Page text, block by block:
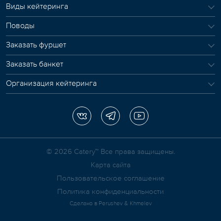
Виды кейтеринга
Поводы
Заказать фуршет
Заказать банкет
Организация кейтеринга
© 2026 Сatery™ Все права защищены.
Карта сайта
Пользовательское соглашение
Политика конфиденциальности
Сделано в Perushev & Khmelev